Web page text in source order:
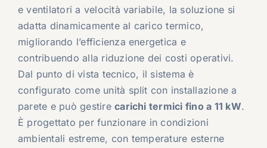
e ventilatori a velocità variabile, la soluzione si
adatta dinamicamente al carico termico,
migliorando l’efficienza energetica e
contribuendo alla riduzione dei costi operativi.
Dal punto di vista tecnico, il sistema è
configurato come unità split con installazione a
parete e può gestirecarichi termici fino a 11 kW.
È progettato per funzionare in condizioni
ambientali estreme, con temperature esterne